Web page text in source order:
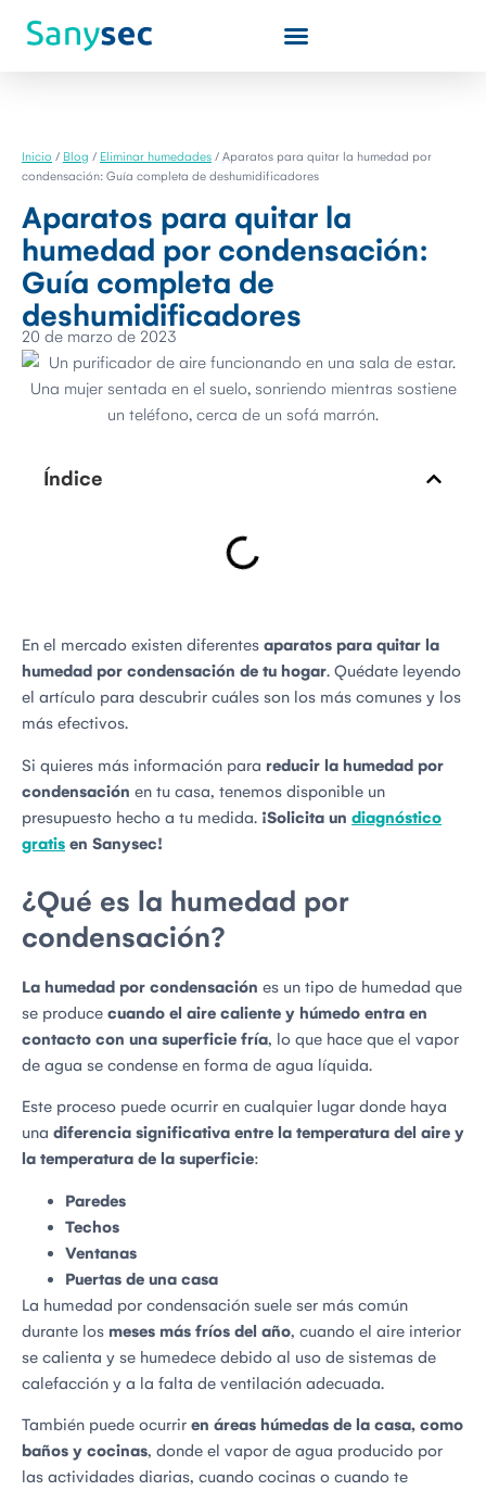
Inicio / Blog / Eliminar humedades / Aparatos para quitar la humedad por
condensación: Guía completa de deshumidificadores
Aparatos para quitar la
humedad por condensación:
Guía completa de
deshumidificadores
20 de marzo de 2023
Índice
En el mercado existen diferentes aparatos para quitar la
humedad por condensación de tu hogar. Quédate leyendo
el artículo para descubrir cuáles son los más comunes y los
más efectivos.
Si quieres más información para reducir la humedad por
condensación en tu casa, tenemos disponible un
presupuesto hecho a tu medida. ¡Solicita un diagnóstico
gratis en Sanysec!
¿Qué es la humedad por
condensación?
La humedad por condensación es un tipo de humedad que
se produce cuando el aire caliente y húmedo entra en
contacto con una superficie fría, lo que hace que el vapor
de agua se condense en forma de agua líquida.
Este proceso puede ocurrir en cualquier lugar donde haya
una diferencia significativa entre la temperatura del aire y
la temperatura de la superficie:
Paredes
Techos
Ventanas
Puertas de una casa
La humedad por condensación suele ser más común
durante los meses más fríos del año, cuando el aire interior
se calienta y se humedece debido al uso de sistemas de
calefacción y a la falta de ventilación adecuada.
También puede ocurrir en áreas húmedas de la casa, como
baños y cocinas, donde el vapor de agua producido por
las actividades diarias, cuando cocinas o cuando te